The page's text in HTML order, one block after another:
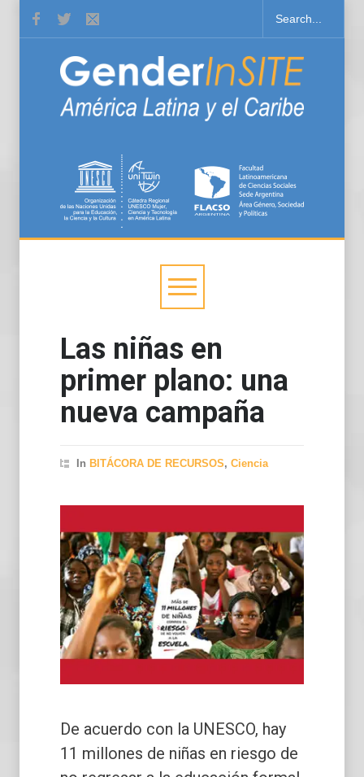
Las niñas en
primer plano: una
nueva campaña
In BITÁCORA DE RECURSOS, Ciencia
De acuerdo con la UNESCO, hay
11 millones de niñas en riesgo de